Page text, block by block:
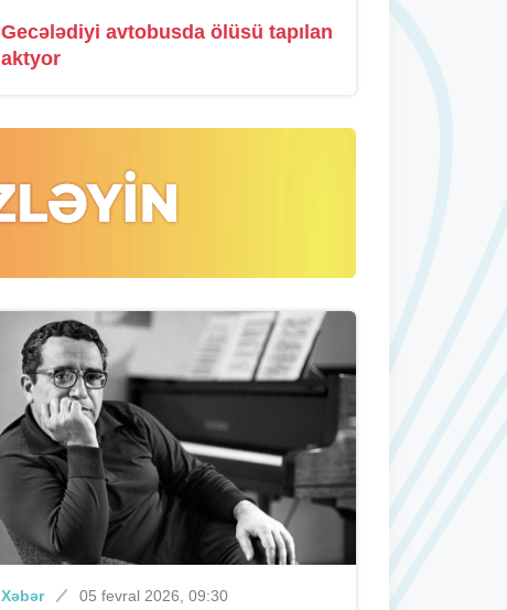
Gecələdiyi avtobusda ölüsü tapılan
aktyor
Xəbər 05 fevral 2026, 09:30